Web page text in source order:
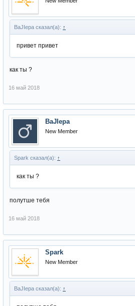
BaJIepa сказал(а): ↑
привет привет
как ты ?
16 май 2018
BaJIepa
New Member
Spark сказал(а): ↑
как ты ?
полутше тебя
16 май 2018
Spark
New Member
BaJIepa сказал(а): ↑